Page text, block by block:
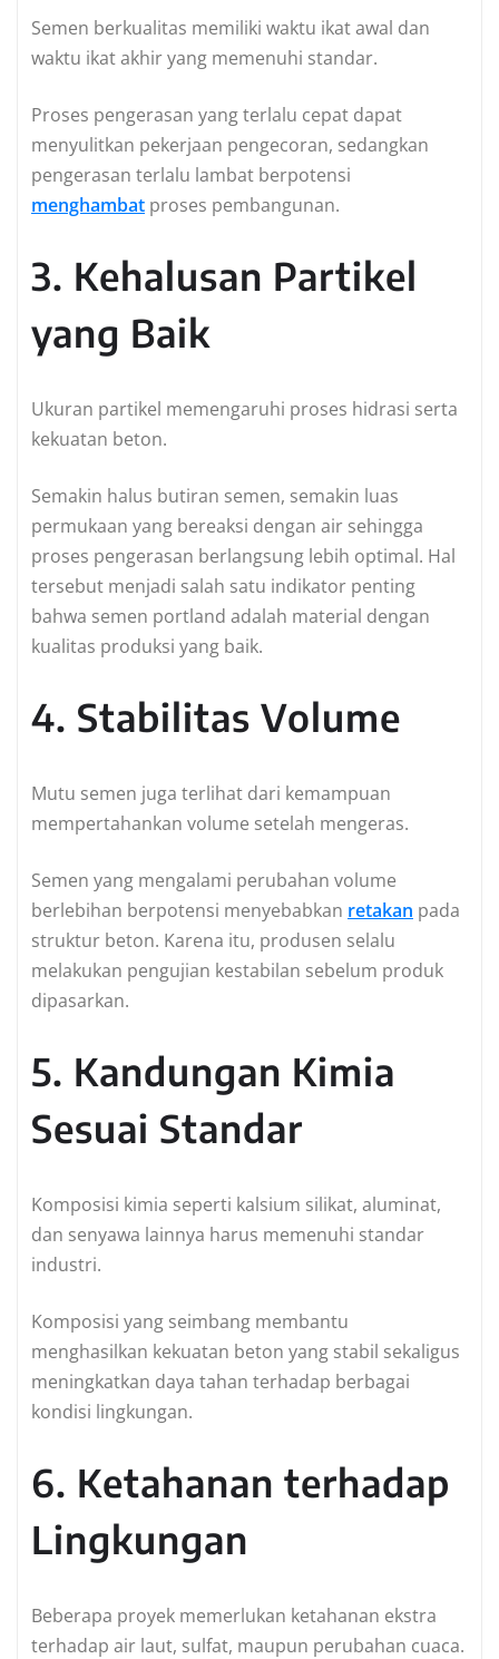
Semen berkualitas memiliki waktu ikat awal dan
waktu ikat akhir yang memenuhi standar.
Proses pengerasan yang terlalu cepat dapat
menyulitkan pekerjaan pengecoran, sedangkan
pengerasan terlalu lambat berpotensi
menghambat proses pembangunan.
3. Kehalusan Partikel
yang Baik
Ukuran partikel memengaruhi proses hidrasi serta
kekuatan beton.
Semakin halus butiran semen, semakin luas
permukaan yang bereaksi dengan air sehingga
proses pengerasan berlangsung lebih optimal. Hal
tersebut menjadi salah satu indikator penting
bahwa semen portland adalah material dengan
kualitas produksi yang baik.
4. Stabilitas Volume
Mutu semen juga terlihat dari kemampuan
mempertahankan volume setelah mengeras.
Semen yang mengalami perubahan volume
berlebihan berpotensi menyebabkan retakan pada
struktur beton. Karena itu, produsen selalu
melakukan pengujian kestabilan sebelum produk
dipasarkan.
5. Kandungan Kimia
Sesuai Standar
Komposisi kimia seperti kalsium silikat, aluminat,
dan senyawa lainnya harus memenuhi standar
industri.
Komposisi yang seimbang membantu
menghasilkan kekuatan beton yang stabil sekaligus
meningkatkan daya tahan terhadap berbagai
kondisi lingkungan.
6. Ketahanan terhadap
Lingkungan
Beberapa proyek memerlukan ketahanan ekstra
terhadap air laut, sulfat, maupun perubahan cuaca.